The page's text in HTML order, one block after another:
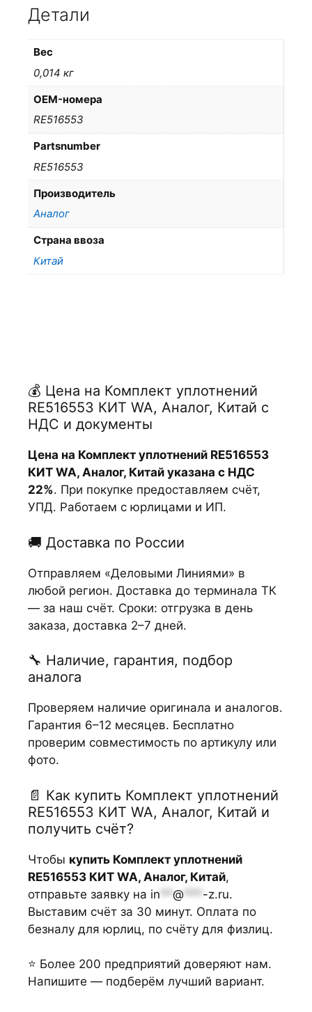
Детали
Вес
0,014 кг
OEM-номера
RE516553
Partsnumber
RE516553
Производитель
Аналог
Страна ввоза
Китай
💰 Цена на Комплект уплотнений
RE516553 КИТ WA, Аналог, Китай с
НДС и документы
Цена на Комплект уплотнений RE516553
КИТ WA, Аналог, Китай указана с НДС
22%. При покупке предоставляем счёт,
УПД. Работаем с юрлицами и ИП.
🚚 Доставка по России
Отправляем «Деловыми Линиями» в
любой регион. Доставка до терминала ТК
— за наш счёт. Сроки: отгрузка в день
заказа, доставка 2–7 дней.
🔧 Наличие, гарантия, подбор
аналога
Проверяем наличие оригинала и аналогов.
Гарантия 6–12 месяцев. Бесплатно
проверим совместимость по артикулу или
фото.
📄 Как купить Комплект уплотнений
RE516553 КИТ WA, Аналог, Китай и
получить счёт?
Чтобы купить Комплект уплотнений
RE516553 КИТ WA, Аналог, Китай,
отправьте заявку на in ** @ *** -z.ru.
Выставим счёт за 30 минут. Оплата по
безналу для юрлиц, по счёту для физлиц.
⭐ Более 200 предприятий доверяют нам.
Напишите — подберём лучший вариант.